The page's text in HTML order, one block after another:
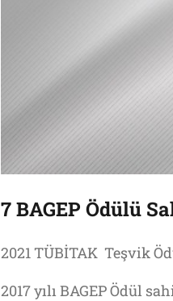
7 BAGEP Ödülü
2021 TÜBİTAK Teşvik
2017 yılı BAGEP Ödül